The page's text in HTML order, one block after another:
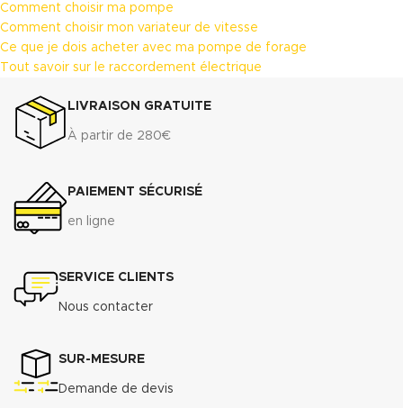
Comment choisir ma pompe
Comment choisir mon variateur de vitesse
Ce que je dois acheter avec ma pompe de forage
Tout savoir sur le raccordement électrique
LIVRAISON GRATUITE
À partir de 280€
PAIEMENT SÉCURISÉ
en ligne
SERVICE CLIENTS
Nous contacter
SUR-MESURE
Demande de devis